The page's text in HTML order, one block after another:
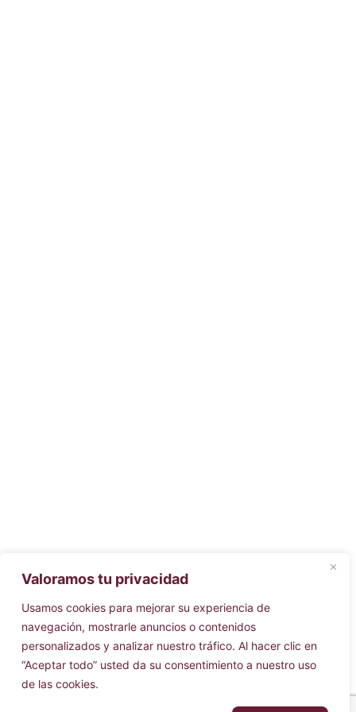
Valoramos tu privacidad
Usamos cookies para mejorar su experiencia de
navegación, mostrarle anuncios o contenidos
personalizados y analizar nuestro tráfico. Al hacer clic en
“Aceptar todo” usted da su consentimiento a nuestro uso
de las cookies.